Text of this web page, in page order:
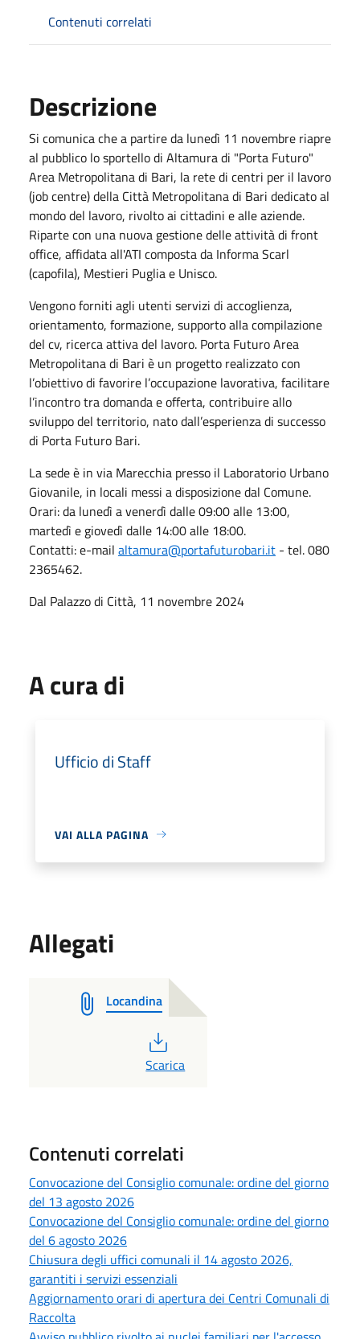
Contenuti correlati
Descrizione
Si comunica che a partire da lunedì 11 novembre riapre
al pubblico lo sportello di Altamura di "Porta Futuro"
Area Metropolitana di Bari, la rete di centri per il lavoro
(job centre) della Città Metropolitana di Bari dedicato al
mondo del lavoro, rivolto ai cittadini e alle aziende.
Riparte con una nuova gestione delle attività di front
office, affidata all'ATI composta da Informa Scarl
(capofila), Mestieri Puglia e Unisco.
Vengono forniti agli utenti servizi di accoglienza,
orientamento, formazione, supporto alla compilazione
del cv, ricerca attiva del lavoro. Porta Futuro Area
Metropolitana di Bari è un progetto realizzato con
l’obiettivo di favorire l’occupazione lavorativa, facilitare
l’incontro tra domanda e offerta, contribuire allo
sviluppo del territorio, nato dall’esperienza di successo
di Porta Futuro Bari.
La sede è in via Marecchia presso il Laboratorio Urbano
Giovanile, in locali messi a disposizione dal Comune.
Orari: da lunedì a venerdì dalle 09:00 alle 13:00,
martedì e giovedì dalle 14:00 alle 18:00.
Contatti: e-mail altamura@portafuturobari.it - tel. 080
2365462.
Dal Palazzo di Città, 11 novembre 2024
A cura di
Ufficio di Staff
VAI ALLA PAGINA
Allegati
Locandina
PDF
Scarica
Contenuti correlati
Convocazione del Consiglio comunale: ordine del giorno
del 13 agosto 2026
Convocazione del Consiglio comunale: ordine del giorno
del 6 agosto 2026
Chiusura degli uffici comunali il 14 agosto 2026,
garantiti i servizi essenziali
Aggiornamento orari di apertura dei Centri Comunali di
Raccolta